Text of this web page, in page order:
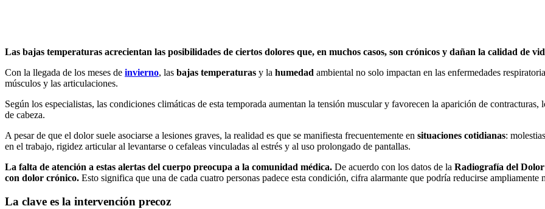
Las bajas temperaturas acrecientan las posibilidades de ciertos dolores que, en muchos casos, son crónicos y dañan la calidad de
Con la llegada de los meses de invierno, las bajas temperaturas y la humedad ambiental no solo impactan en las enfermedades
músculos y las articulaciones.
Según los especialistas, las condiciones climáticas de esta temporada aumentan la tensión muscular y favorecen la aparición de
de cabeza.
A pesar de que el dolor suele asociarse a lesiones graves, la realidad es que se manifiesta frecuentemente en situaciones cotidianas:
en el trabajo, rigidez articular al levantarse o cefaleas vinculadas al estrés y al uso prolongado de pantallas.
La falta de atención a estas alertas del cuerpo preocupa a la comunidad médica. De acuerdo con los datos de la Radiografía del
con dolor crónico. Esto significa que una de cada cuatro personas padece esta condición, cifra alarmante que podría reducirse
La clave es la intervención precoz